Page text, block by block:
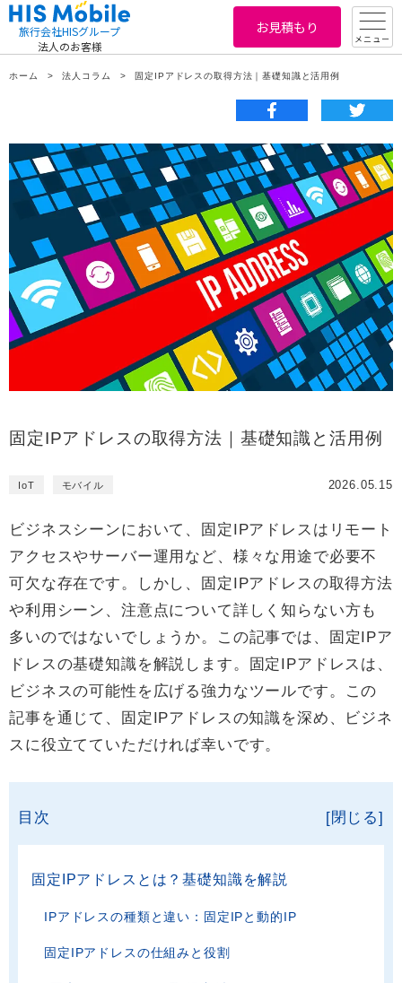
旅行会社HISグループ
法人のお客様
お見積もり
メニュー
ホーム 法人コラム 固定IPアドレスの取得方法｜基礎知識と活用例
固定IPアドレスの取得方法｜基礎知識と活用例
IoT モバイル 2026.05.15
ビジネスシーンにおいて、固定IPアドレスはリモート
アクセスやサーバー運用など、様々な用途で必要不
可欠な存在です。しかし、固定IPアドレスの取得方法
や利用シーン、注意点について詳しく知らない方も
多いのではないでしょうか。この記事では、固定IPア
ドレスの基礎知識を解説します。固定IPアドレスは、
ビジネスの可能性を広げる強力なツールです。この
記事を通じて、固定IPアドレスの知識を深め、ビジネ
スに役立てていただければ幸いです。
目次 [閉じる]
固定IPアドレスとは？基礎知識を解説
IPアドレスの種類と違い：固定IPと動的IP
固定IPアドレスの仕組みと役割